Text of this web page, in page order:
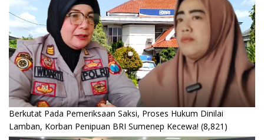
Berkutat Pada Pemeriksaan Saksi, Proses Hukum Dinilai
Lamban, Korban Penipuan BRI Sumenep Kecewa! (8,821)